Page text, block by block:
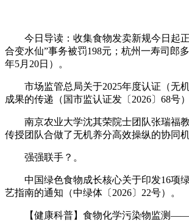
今日导读：收集食物发卖新规今日起正
合变水仙”事务被罚198元；杭州一寿司郎
年5月20日）。
市场监管总局关于2025年度认证（无
成果的传递（国市监认证发〔2026〕68号）
南京农业大学沈其荣院士团队张瑞福
传授团队合做了无机养分高效操纵的协同机
强强联手？。
中国绿色食物成长核心关于印发16项
艺指南的通知（中绿体〔2026〕22号）。
【健康科普】食物化学污染物监测——